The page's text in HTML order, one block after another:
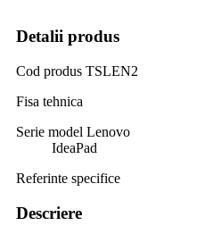
Detalii produs
Cod produs TSLEN2
Fisa tehnica
Serie model Lenovo
IdeaPad
Referinte specifice
Descriere